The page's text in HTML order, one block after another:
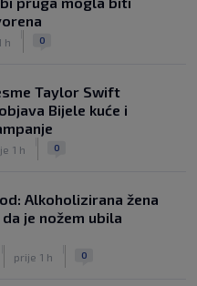
h 0
Taylor Swift
Bijele kuće i
1 h 0
Alkoholizirana žena
je nožem ubila
prije 1 h 0